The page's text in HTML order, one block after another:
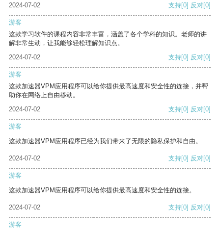
2024-07-02
支持[0] 反对[0]
游客
这款学习软件的课程内容非常丰富，涵盖了各个学科的知识。老师的讲
解非常生动，让我能够轻松理解知识点。
2024-07-02
支持[0] 反对[0]
游客
这款加速器VPM应用程序可以给你提供最高速度和安全性的连接，并帮
助你在网络上自由移动。
2024-07-02
支持[0] 反对[0]
游客
这款加速器VPM应用程序已经为我们带来了无限的隐私保护和自由。
2024-07-02 支持[0] 反对[0]
游客
这款加速器VPM应用程序可以给你提供最高速度和安全性的连接。
2024-07-02 支持[0] 反对[0]
游客